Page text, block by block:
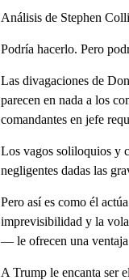
Análisis de Stephen
Podría hacerlo. Pero
Las divagaciones de
parecen en nada a los
comandantes en jefe
Los vagos soliloquios y
negligentes dadas las
Pero así es como él
imprevisibilidad y la
— le ofrecen una
A Trump le encanta ser